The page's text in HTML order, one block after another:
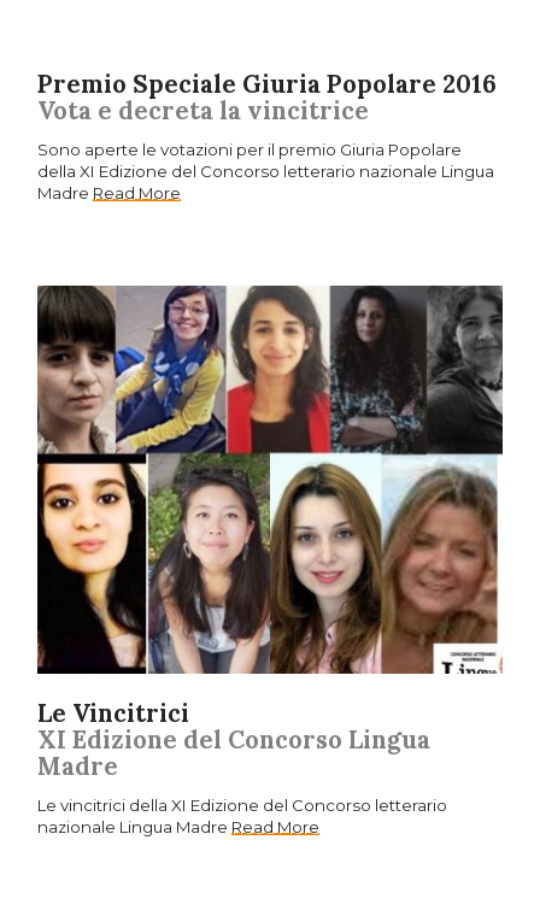
Premio Speciale Giuria Popolare 2016
Vota e decreta la vincitrice
Sono aperte le votazioni per il premio Giuria Popolare
della XI Edizione del Concorso letterario nazionale Lingua
Madre Read More
Le Vincitrici
XI Edizione del Concorso Lingua
Madre
Le vincitrici della XI Edizione del Concorso letterario
nazionale Lingua Madre Read More